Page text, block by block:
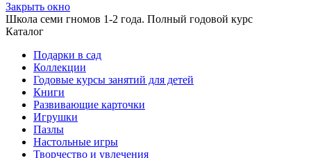
Закрыть окно
Школа семи гномов 1-2 года. Полный годовой курс
Каталог
Подарки в сад
Коллекции
Годовые курсы занятий для детей
Книги
Развивающие карточки
Игрушки
Пазлы
Настольные игры
Творчество и увлечения